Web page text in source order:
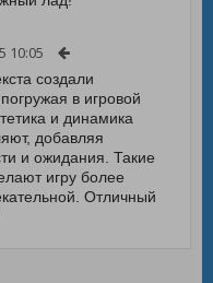
10:05
создали
в игровой
и динамика
добавляя
и ожидания. Такие
игру более
Отличный